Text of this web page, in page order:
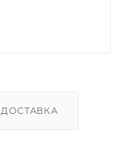
ДОСТАВКА